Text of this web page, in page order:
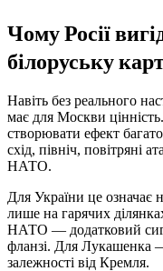
Чому Росії
білоруську
Навіть без реального
має для Москви
створювати ефект
схід, північ, повітряні
НАТО.
Для України це означає
лише на гарячих
НАТО — додатковий
фланзі. Для Лукашенка
залежності від Кремля.